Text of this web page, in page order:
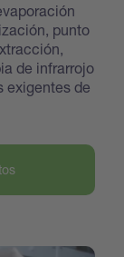
punto
de infrarrojo
exigentes de